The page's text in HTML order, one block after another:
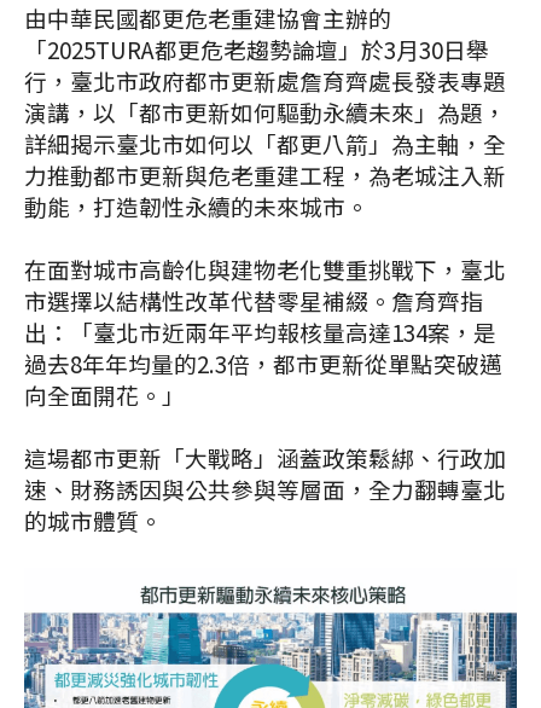
由中華民國都更危老重建協會主辦的
「2025TURA都更危老趨勢論壇」於3月30日舉
行，臺北市政府都市更新處詹育齊處長發表專題
演講，以「都市更新如何驅動永續未來」為題，
詳細揭示臺北市如何以「都更八箭」為主軸，全
力推動都市更新與危老重建工程，為老城注入新
動能，打造韌性永續的未來城市。
在面對城市高齡化與建物老化雙重挑戰下，臺北
市選擇以結構性改革代替零星補綴。詹育齊指
出：「臺北市近兩年平均報核量高達134案，是
過去8年年均量的2.3倍，都市更新從單點突破邁
向全面開花。」
這場都市更新「大戰略」涵蓋政策鬆綁、行政加
速、財務誘因與公共參與等層面，全力翻轉臺北
的城市體質。